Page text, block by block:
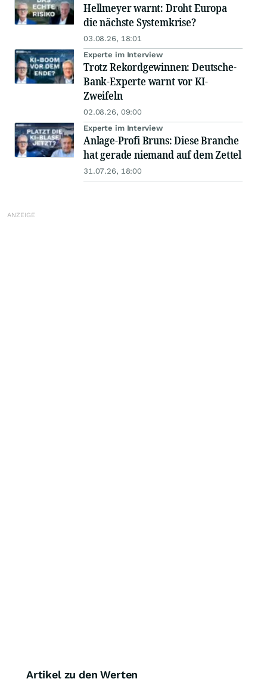
Hellmeyer warnt: Droht Europa
die nächste Systemkrise?
03.08.26, 18:01
Experte im Interview
Trotz Rekordgewinnen: Deutsche-
Bank-Experte warnt vor KI-
Zweifeln
02.08.26, 09:00
Experte im Interview
Anlage-Profi Bruns: Diese Branche
hat gerade niemand auf dem Zettel
31.07.26, 18:00
Artikel zu den Werten